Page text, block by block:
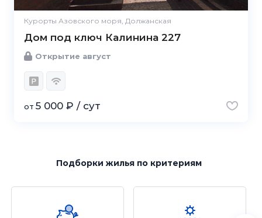
Курорты Азовского моря, Должанская
Дом под ключ Калинина 227
Открытие август
от 5 000 ₽ / сут
Подборки жильяпо критериям